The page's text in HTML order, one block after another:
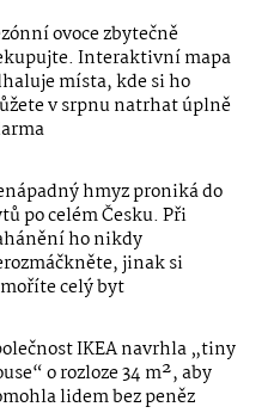
ovoce zbytečně
Interaktivní mapa
místa, kde si ho
v srpnu natrhat úplně
hmyz proniká do
po celém Česku. Při
ho nikdy
jinak si
celý byt
IKEA navrhla „tiny
o rozloze 34 m², aby
lidem bez peněz